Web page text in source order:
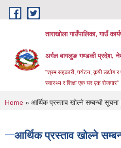
Skip to main content
ताराखोला गाउँपालिका, गाउँ
अर्गल बागलुङ गण्डकी प्रदेश,
“श्रम सहकारी, पर्यटन, कृषी उद्योग र
स्वास्थ्य र शिक्षा एक घर एक रोजगार”
You are here
Home » आर्थिक प्रस्ताव खोल्ने सम्बन्धी सूचना
आर्थिक प्रस्ताव खोल्ने